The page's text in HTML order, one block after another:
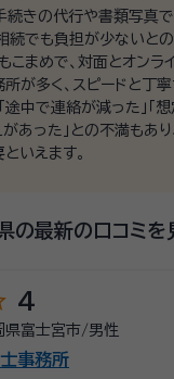
続きの代行や書類写真
続でも負担が少ないと
こまめで、対面とオンラ
が多く、スピードと丁
途中で連絡が減った」「
あった」との不満もあり、
といえます。
の最新の口コミを
4
県富士宮市/男性
事務所